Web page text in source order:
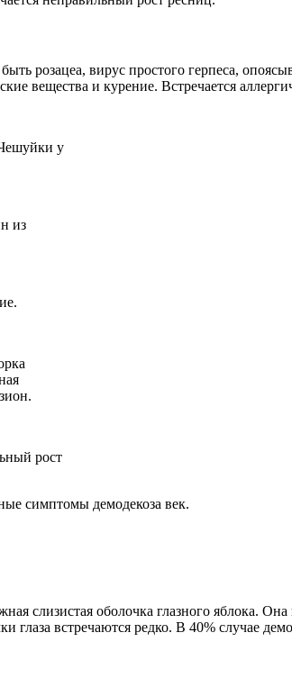
розацеа, вирус простого герпеса,
вещества и курение. Встречается
у
из
рост
симптомы демодекоза век.
слизистая оболочка глазного яблока.
встречаются редко. В 40% случае